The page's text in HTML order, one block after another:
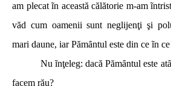
am plecat ĩn această călătorie m-am
văd cum oamenii sunt neglijenţi şi
mari daune, iar Pămȃntul este din ce ĩn
Nu ĩnţeleg: dacă Pămȃntul este atȃt
facem rău?